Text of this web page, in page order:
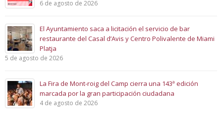
6 de agosto de 2026
El Ayuntamiento saca a licitación el servicio de bar
restaurante del Casal d’Avis y Centro Polivalente de Miami
Platja
5 de agosto de 2026
La Fira de Mont-roig del Camp cierra una 143ª edición
marcada por la gran participación ciudadana
4 de agosto de 2026